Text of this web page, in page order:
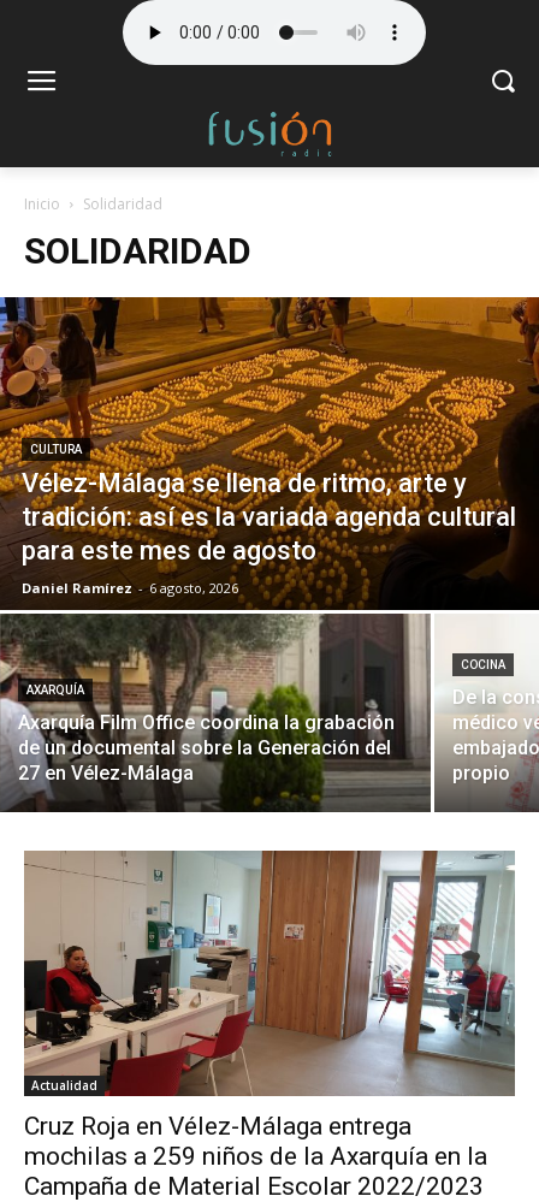
Inicio Solidaridad
SOLIDARIDAD
CULTURA
Vélez-Málaga se llena de ritmo, arte y
tradición: así es la variada agenda cultural
para este mes de agosto
Daniel Ramírez - 6 agosto, 2026
AXARQUÍA
Axarquía Film Office coordina la grabación
de un documental sobre la Generación del
27 en Vélez-Málaga
COCINA
De la
médico
propio
Actualidad
Cruz Roja en Vélez-Málaga entrega
mochilas a 259 niños de la Axarquía en la
Campaña de Material Escolar 2022/2023